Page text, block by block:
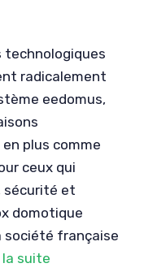
technologiques
radicalement
eedomus,
plus comme
ceux qui
sécurité et
domotique
société française
la suite